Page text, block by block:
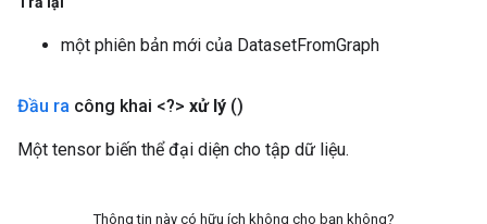
một phiên bản mới của DatasetFromGraph
Đầu ra công khai <?> xử lý ()
Một tensor biến thể đại diện cho tập dữ liệu.
Thông tin này có hữu ích không cho bạn không?